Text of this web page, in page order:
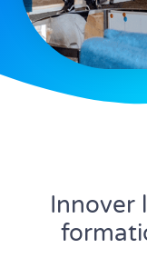
Innover